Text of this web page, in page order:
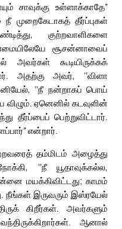
சாவுக்கு உள்ளாக்காதே”
முறைகேடாகத் தீர்ப்புகள்
குற்றவாளிகளை
சூசன்னாவைப்
அவர்கள் கூடியிருக்கக்
அதற்கு அவர், ‘‘விளா
‘‘நீ நன்றாகப் பொய்
ஏனெனில் கடவுளின்
தீர்ப்பைப் பெற்றுவிட்டார்.
என்றார்.
தம்மிடம் அழைத்து
‘‘நீ யூதாவுக்கல்ல,
மயக்கிவிட்டது; காமம்
நீங்கள் இருவரும் இஸ்ரயேல்
கிறீர்கள். அவர்களும்
ஆனால்